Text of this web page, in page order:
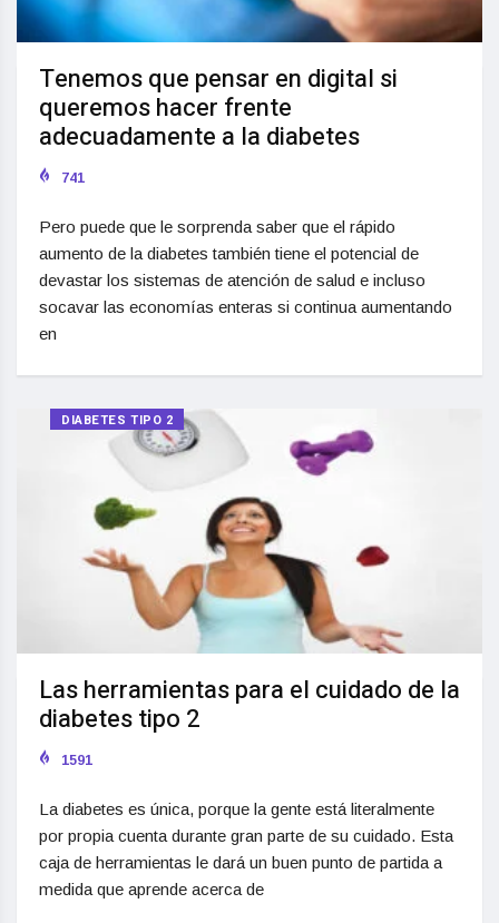
Tenemos que pensar en digital si
queremos hacer frente
adecuadamente a la diabetes
741
Pero puede que le sorprenda saber que el rápido
aumento de la diabetes también tiene el potencial de
devastar los sistemas de atención de salud e incluso
socavar las economías enteras si continua aumentando
en
DIABETES TIPO 2
Las herramientas para el cuidado de la
diabetes tipo 2
1591
La diabetes es única, porque la gente está literalmente
por propia cuenta durante gran parte de su cuidado. Esta
caja de herramientas le dará un buen punto de partida a
medida que aprende acerca de